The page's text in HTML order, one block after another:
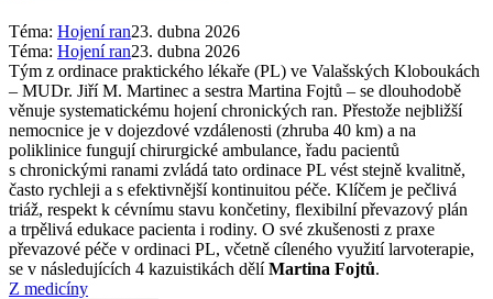
Téma: Hojení ran23. dubna 2026
Téma: Hojení ran23. dubna 2026
Tým z ordinace praktického lékaře (PL) ve Valašských Kloboukách
–⁠ MUDr. Jiří M. Martinec a sestra Martina Fojtů –⁠ se dlouhodobě
věnuje systematickému hojení chronických ran. Přestože nejbližší
nemocnice je v dojezdové vzdálenosti (zhruba 40 km) a na
poliklinice fungují chirurgické ambulance, řadu pacientů
s chronickými ranami zvládá tato ordinace PL vést stejně kvalitně,
často rychleji a s efektivnější kontinuitou péče. Klíčem je pečlivá
triáž, respekt k cévnímu stavu končetiny, flexibilní převazový plán
a trpělivá edukace pacienta i rodiny. O své zkušenosti z praxe
převazové péče v ordinaci PL, včetně cíleného využití larvoterapie,
se v následujících 4 kazuistikách dělíMartina Fojtů.
Z medicíny